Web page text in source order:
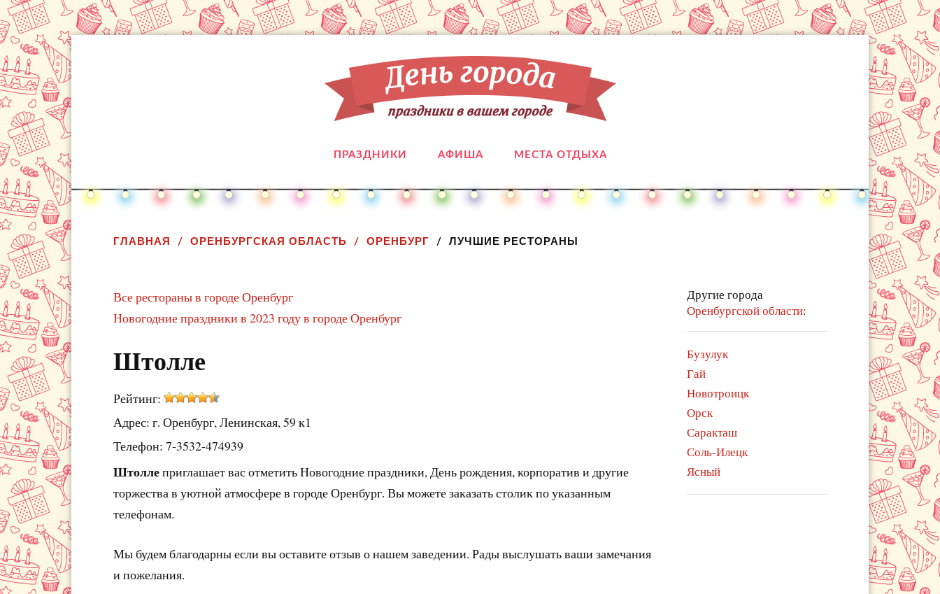
ПРАЗДНИКИ АФИША МЕСТА ОТДЫХА
ГЛАВНАЯ ОРЕНБУРГСКАЯ ОБЛАСТЬ ОРЕНБУРГ ЛУЧШИЕ РЕСТОРАНЫ
Другие города
Оренбургской области:
Бузулук
Гай
Новотроицк
Орск
Саракташ
Соль-Илецк
Ясный
Все рестораны в городе Оренбург
Новогодние праздники в 2023 году в городе Оренбург
Штолле
Рейтинг:
Адрес: г. Оренбург, Ленинская, 59 к1
Телефон: 7-3532-474939
Штоллеприглашает вас отметить Новогодние праздники, День рождения, корпоратив и другие
торжества в уютной атмосфере в городе Оренбург. Вы можете заказать столик по указанным
телефонам.
Мы будем благодарны если вы оставите отзыв о нашем заведении. Рады выслушать ваши замечания
и пожелания.